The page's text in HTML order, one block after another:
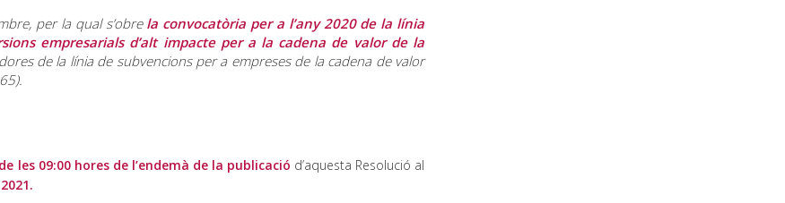
per la qual s’obre la convocatòria per a l’any 2020 de la línia
empresarials d’alt impacte per a la cadena de valor de la
de la línia de subvencions per a empreses de la cadena de valor
les 09:00 hores de l’endemà de la publicació d’aquesta Resolució al